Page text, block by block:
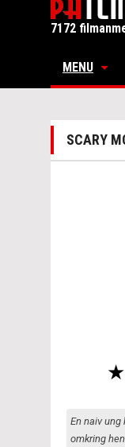
7172
MENU
SCARY
En naiv ung
omkring